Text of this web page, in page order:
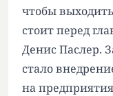
чтобы
стоит перед
Денис Паслер.
стало
на